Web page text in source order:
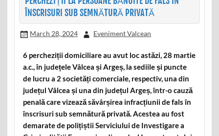
ÎNSCRISURI SUB SEMNĂTURĂ PRIVATĂ
March 28, 2024 Eveniment Valcean
6 percheziții domiciliare au avut loc astăzi, 28 martie
a.c., în județele Vâlcea și Argeș, la sediile și puncte
de lucru a 2 societăți comerciale, respectiv, una din
județul Vâlcea și una din județul Argeș, într-o cauză
penală care vizează săvârșirea infracțiunii de fals în
înscrisuri sub semnătură privată. Acestea au fost
demarate de polițiștii Serviciului de Investigare a